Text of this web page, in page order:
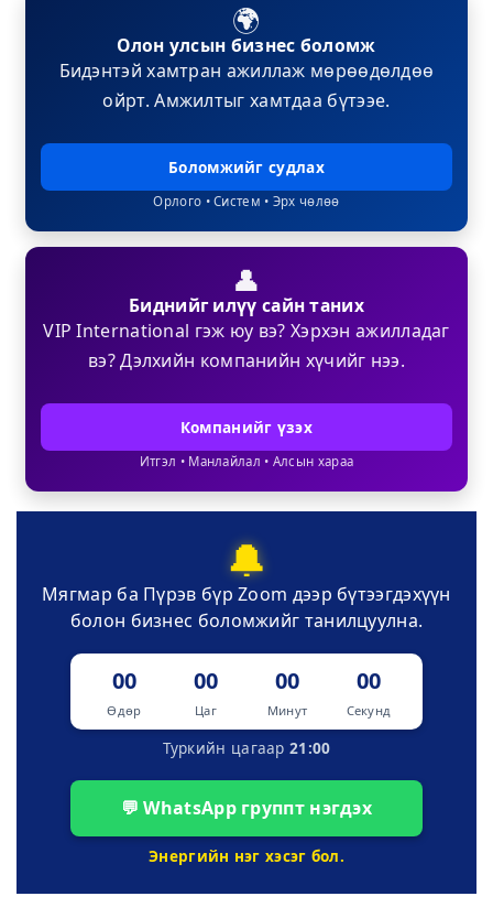
🌍
Олон улсын бизнес боломж
Бидэнтэй хамтран ажиллаж мөрөөдөлдөө
ойрт. Амжилтыг хамтдаа бүтээе.
Боломжийг судлах
Орлого • Систем • Эрх чөлөө
👤
Биднийг илүү сайн таних
VIP International гэж юу вэ? Хэрхэн ажилладаг
вэ? Дэлхийн компанийн хүчийг нээ.
Компанийг үзэх
Итгэл • Манлайлал • Алсын хараа
🔔
Мягмар ба Пүрэв бүр Zoom дээр бүтээгдэхүүн
болон бизнес боломжийг танилцуулна.
00
Өдөр
00
Цаг
00
Минут
00
Секунд
Туркийн цагаар 21:00
💬 WhatsApp группт нэгдэх
Энергийн нэг хэсэг бол.